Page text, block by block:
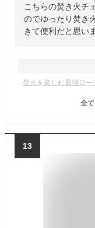
こちらの焚き火チ
のでゆったり焚き
きて便利だと思い
焚火を楽しむ最強ロー
全
13